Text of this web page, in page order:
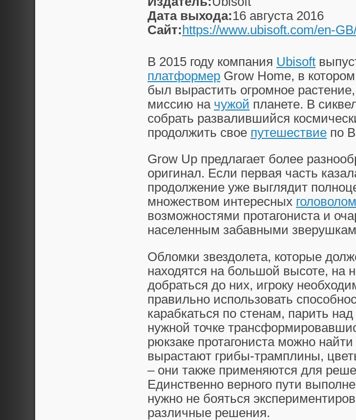
Дата выхода:16 августа 2016
Сайт: https://www.ubisoft.com/en-
В 2015 году компания Ubisoft
платформер Grow Home, в
был вырастить огромное
миссию на чужой планете. В
собрать развалившийся
продолжить свое путешествие по
Grow Up предлагает более
оригинал. Если первая часть
продолжение уже выглядит
множеством интересных
возможностями протагониста и
населенным забавными
Обломки звездолета, которые
находятся на большой высоте, на
добраться до них, игроку
правильно использовать
карабкаться по стенам, парить
нужной точке
рюкзаке протагониста можно
вырастают грибы-трамплины,
– они также применяются для
Единственно верного пути
нужно не бояться
различные решения.